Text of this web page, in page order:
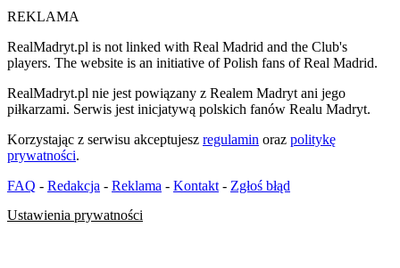
REKLAMA
RealMadryt.pl is not linked with Real Madrid and the Club's
players. The website is an initiative of Polish fans of Real Madrid.
RealMadryt.pl nie jest powiązany z Realem Madryt ani jego
piłkarzami. Serwis jest inicjatywą polskich fanów Realu Madryt.
Korzystając z serwisu akceptujesz regulamin oraz politykę
prywatności.
FAQ - Redakcja - Reklama - Kontakt - Zgłoś błąd
Ustawienia prywatności